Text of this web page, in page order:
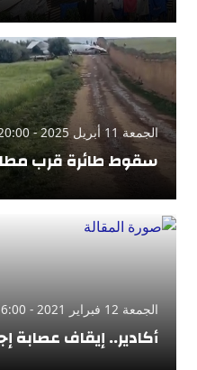
الجمعة 11 أبريل 2025 - 20:00
سقوط طائرة قرب
الجمعة 12 فبراير 2021 - 16:00
أكادير.. إيقاف عصابة